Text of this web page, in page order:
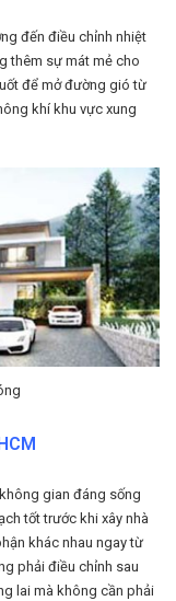
đến điều chỉnh nhiệt
thêm sự mát mẻ cho
để mở đường gió từ
khí khu vực xung
gian đáng sống
tốt trước khi xây nhà
khác nhau ngay từ
phải điều chỉnh sau
lai mà không cần phải